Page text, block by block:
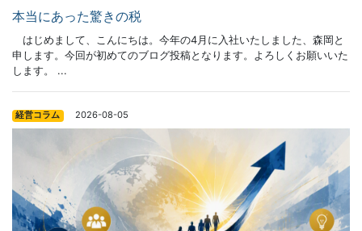
本当にあった驚きの税
はじめまして、こんにちは。今年の4月に入社いたしました、森岡と
申します。今回が初めてのブログ投稿となります。よろしくお願いいた
します。 ...
経営コラム 2026-08-05